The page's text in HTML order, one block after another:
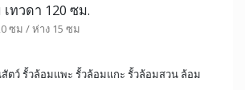
ทวดา 120 ซม.
ซม / ห่าง 15 ซม
ตว์ รั้วล้อมแพะ รั้วล้อมแกะ รั้วล้อมสวน ล้อม